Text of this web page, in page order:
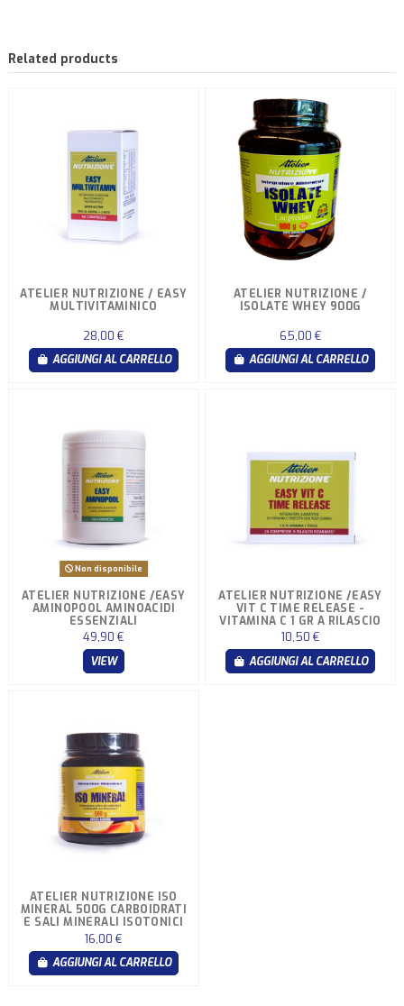
Related products
ATELIER NUTRIZIONE / EASY
MULTIVITAMINICO
28,00 €
AGGIUNGI AL CARRELLO
ATELIER NUTRIZIONE /
ISOLATE WHEY 900G
65,00 €
AGGIUNGI AL CARRELLO
Non disponibile
ATELIER NUTRIZIONE /EASY
AMINOPOOL AMINOACIDI
ESSENZIALI
49,90 €
VIEW
ATELIER NUTRIZIONE /EASY
VIT C TIME RELEASE -
VITAMINA C 1 GR A RILASCIO
PROLUNGATO
10,50 €
AGGIUNGI AL CARRELLO
ATELIER NUTRIZIONE ISO
MINERAL 500G CARBOIDRATI
E SALI MINERALI ISOTONICI
16,00 €
AGGIUNGI AL CARRELLO